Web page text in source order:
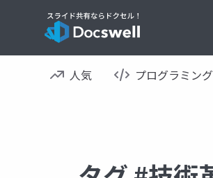
人気 プログラミング